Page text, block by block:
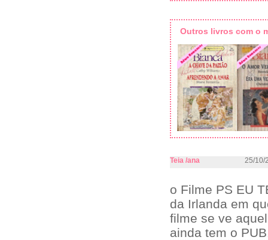
Outros livros com o
Teia /ana 25/10/
o Filme PS EU
da Irlanda em
filme se ve
ainda tem o